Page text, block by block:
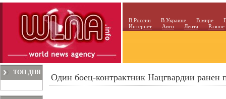
В России В Украине В мире
Интернет
Авто Лента Разное
ТОП ДНЯ Один боец-контрактник Нацгвардии ранен